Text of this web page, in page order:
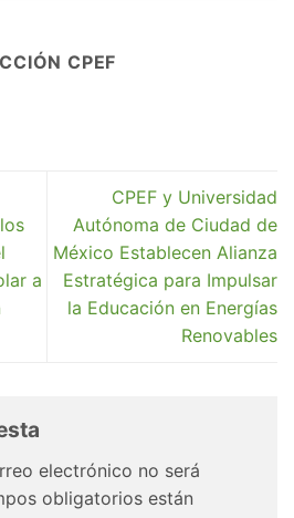
CPEF
a
CPEF y Universidad
Autónoma de Ciudad de
México Establecen Alianza
Estratégica para Impulsar
la Educación en Energías
Renovables
electrónico no será
obligatorios están